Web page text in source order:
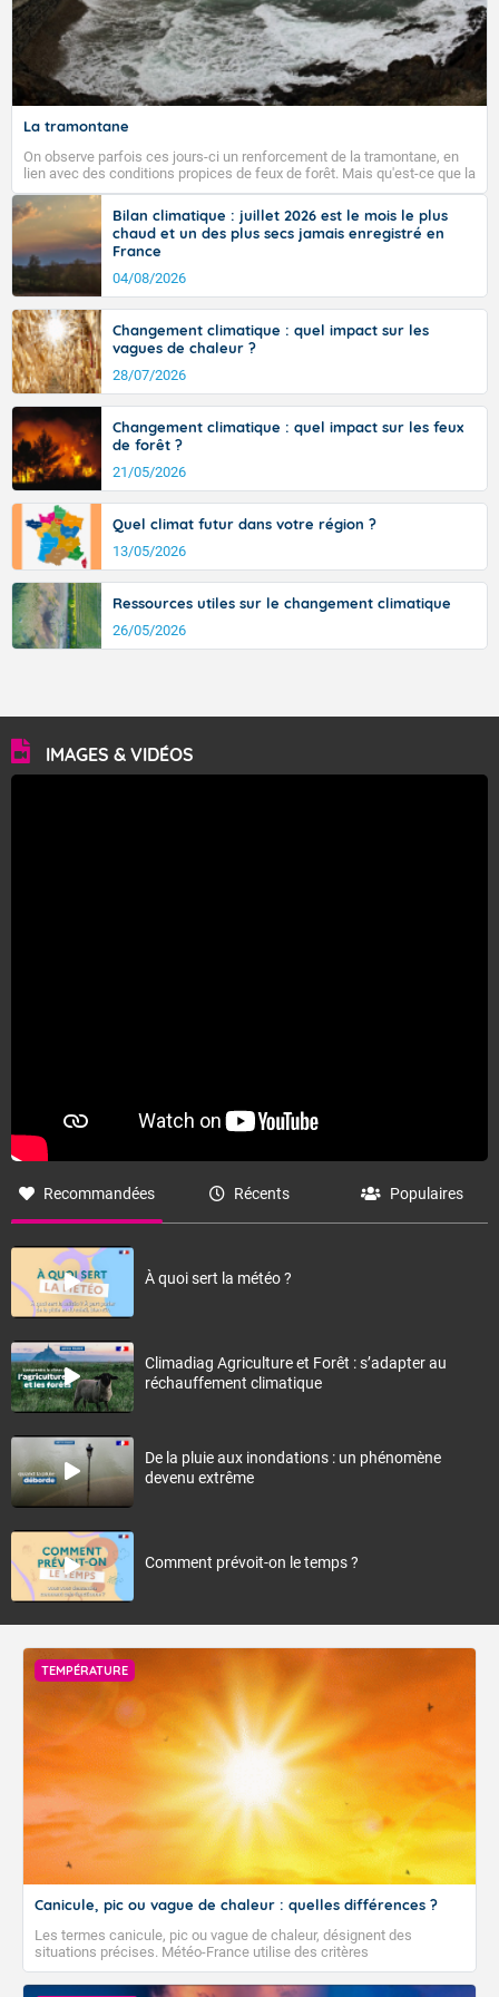
La tramontane
On observe parfois ces jours-ci un renforcement de la tramontane, en
lien avec des conditions propices de feux de forêt. Mais qu'est-ce que la
tramontane ? Quelles sont ses caractéristiques ? La tramontane est un
vent turbulent soufflant de secteur nord-ouest à nord, ou ouest à nord-
ouest, dans un secteur qui part du Roussillon à la vallée de l’Aude et à
l’ouest de l’Hérault. L’étymologie de ce vent vient du latin trasmontanus,
signifiant au-delà des monts, en allusion aux régions montagneuses
d’où provient ce vent.
Bilan climatique : juillet 2026 est le mois le plus
chaud et un des plus secs jamais enregistré en
France
04/08/2026
Changement climatique : quel impact sur les
vagues de chaleur ?
28/07/2026
Changement climatique : quel impact sur les feux
de forêt ?
21/05/2026
Quel climat futur dans votre région ?
13/05/2026
Ressources utiles sur le changement climatique
26/05/2026
IMAGES & VIDÉOS
Recommandées Récents Populaires
À quoi sert la météo ?
Climadiag Agriculture et Forêt : s’adapter au
réchauffement climatique
De la pluie aux inondations : un phénomène
devenu extrême
Comment prévoit-on le temps ?
TEMPÉRATURE
Canicule, pic ou vague de chaleur : quelles différences ?
Les termes canicule, pic ou vague de chaleur, désignent des
situations précises. Météo-France utilise des critères
climatologiques pour évaluer et qualifier les épisodes de chaleur qui
peuvent avoir des impacts sanitaires et socio-économiques